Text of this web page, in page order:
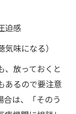
迫感
味になる）
、放っておくと
あるので要注意
合は、「そのう